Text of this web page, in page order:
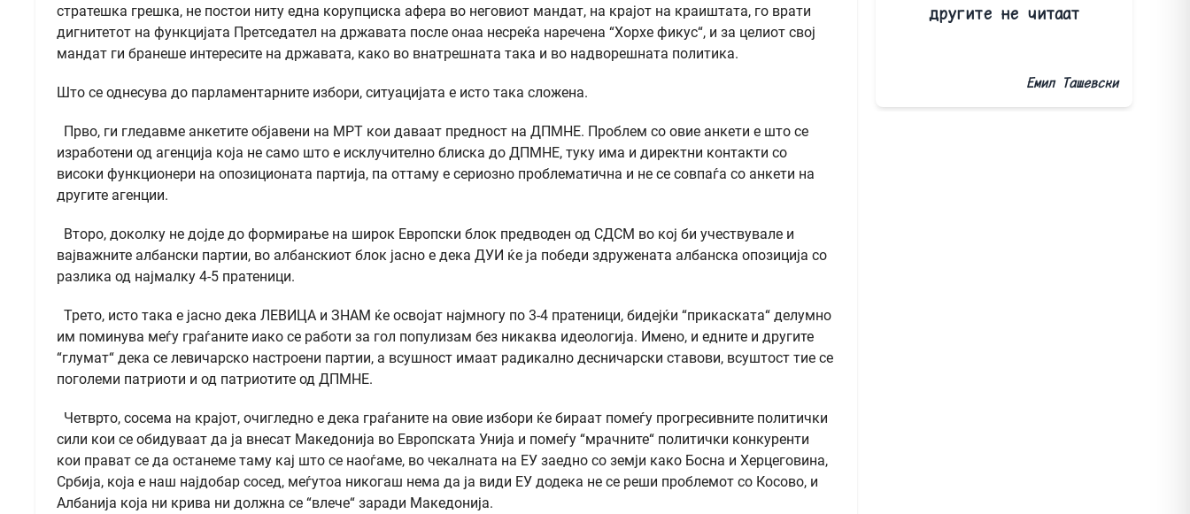
стратешка грешка, не постои ниту една корупциска афера во неговиот мандат, на крајот на краиштата, го врати
дигнитетот на функцијата Претседател на државата после онаа несреќа наречена “Хорхе фикус“, и за целиот свој
мандат ги бранеше интересите на државата, како во внатрешната така и во надворешната политика.
Што се однесува до парламентарните избори, ситуацијата е исто така сложена.
Прво, ги гледавме анкетите објавени на МРТ кои даваат предност на ДПМНЕ. Проблем со овие анкети е што се
изработени од агенција која не само што е исклучително блиска до ДПМНЕ, туку има и директни контакти со
високи функционери на опозиционата партија, па оттаму е сериозно проблематична и не се совпаѓа со анкети на
другите агенции.
Второ, доколку не дојде до формирање на широк Европски блок предводен од СДСМ во кој би учествувале и
вајважните албански партии, во албанскиот блок јасно е дека ДУИ ќе ја победи здружената албанска опозиција со
разлика од најмалку 4-5 пратеници.
Трето, исто така е јасно дека ЛЕВИЦА и ЗНАМ ќе освојат најмногу по 3-4 пратеници, бидејќи “прикаската“ делумно
им поминува меѓу граѓаните иако се работи за гол популизам без никаква идеологија. Имено, и едните и другите
“глумат“ дека се левичарско настроени партии, а всушност имаат радикално десничарски ставови, всуштост тие се
поголеми патриоти и од патриотите од ДПМНЕ.
Четврто, сосема на крајот, очигледно е дека граѓаните на овие избори ќе бираат помеѓу прогресивните политички
сили кои се обидуваат да ја внесат Македонија во Европската Унија и помеѓу “мрачните“ политички конкуренти
кои прават се да останеме таму кај што се наоѓаме, во чекалната на ЕУ заедно со земји како Босна и Херцеговина,
Србија, која е наш најдобар сосед, меѓутоа никогаш нема да ја види ЕУ додека не се реши проблемот со Косово, и
Албанија која ни крива ни должна се “влече“ заради Македонија.
другите не читаат
Емил Ташевски